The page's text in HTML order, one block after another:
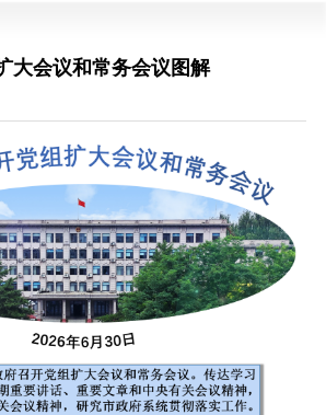
大会议和常务会议图解